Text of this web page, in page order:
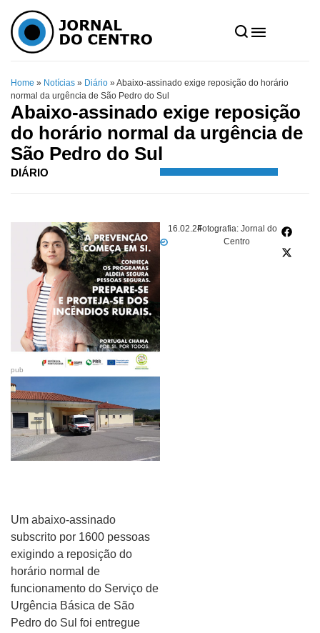
Home » Notícias » Diário »Abaixo-assinado exige reposição do horário
normal da urgência de São Pedro do Sul
Abaixo-assinado exige reposição
do horário normal da urgência de
São Pedro do Sul
DIÁRIO
16.02.24Fotografia: Jornal do
Centro
pub
Um abaixo-assinado
subscrito por 1600 pessoas
exigindo a reposição do
horário normal de
funcionamento do Serviço de
Urgência Básica de São
Pedro do Sul foi entregue